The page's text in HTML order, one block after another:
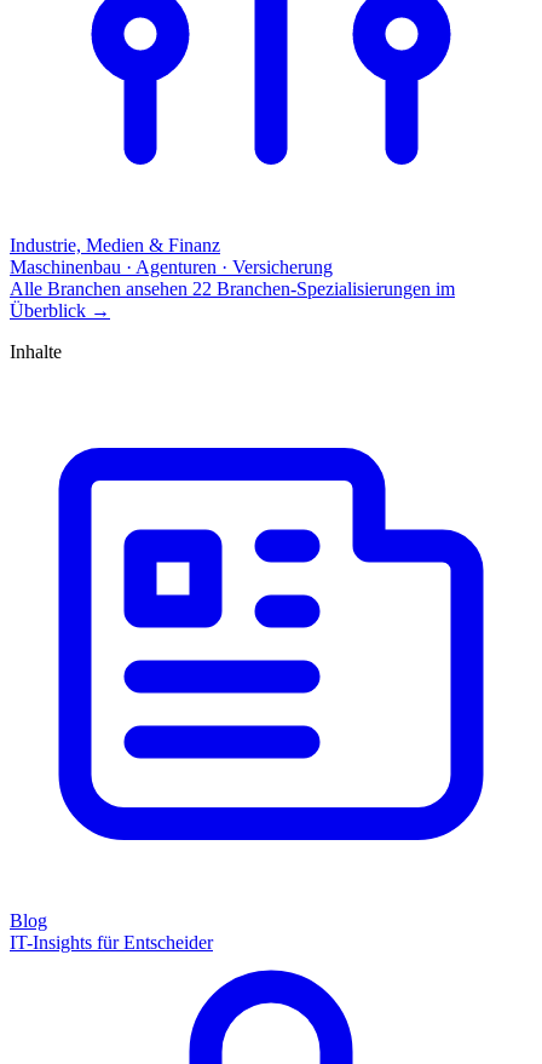
Industrie, Medien & Finanz
Maschinenbau · Agenturen · Versicherung
Alle Branchen ansehen 22 Branchen-Spezialisierungen im
Überblick →
Inhalte
Blog
IT-Insights für Entscheider